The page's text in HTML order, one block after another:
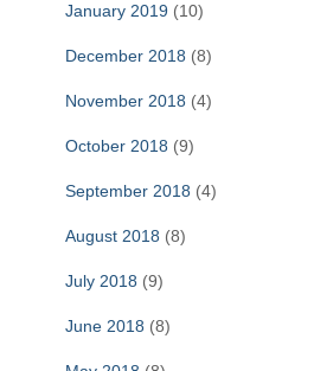
January 2019 (10)
December 2018 (8)
November 2018 (4)
October 2018 (9)
September 2018 (4)
August 2018 (8)
July 2018 (9)
June 2018 (8)